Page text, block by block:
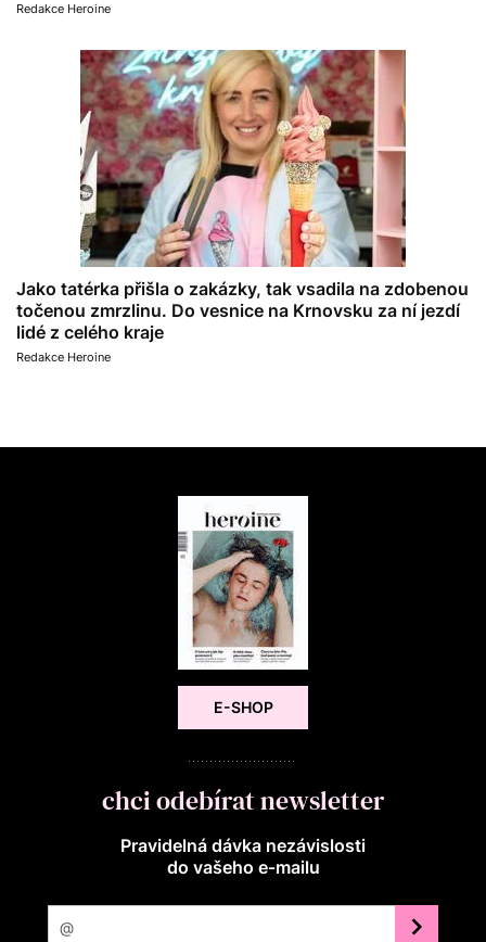
Redakce Heroine
Jako tatérka přišla o zakázky, tak vsadila na zdobenou
točenou zmrzlinu. Do vesnice na Krnovsku za ní jezdí
lidé z celého kraje
Redakce Heroine
E-SHOP
chci odebírat newsletter
Pravidelná dávka nezávislosti
do vašeho e‑mailu